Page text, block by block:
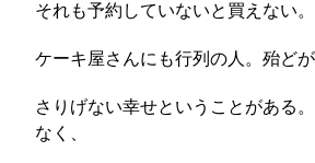
それも予約していないと買えない。
ケーキ屋さんにも行列の人。殆どが
さりげない幸せということがある
なく、